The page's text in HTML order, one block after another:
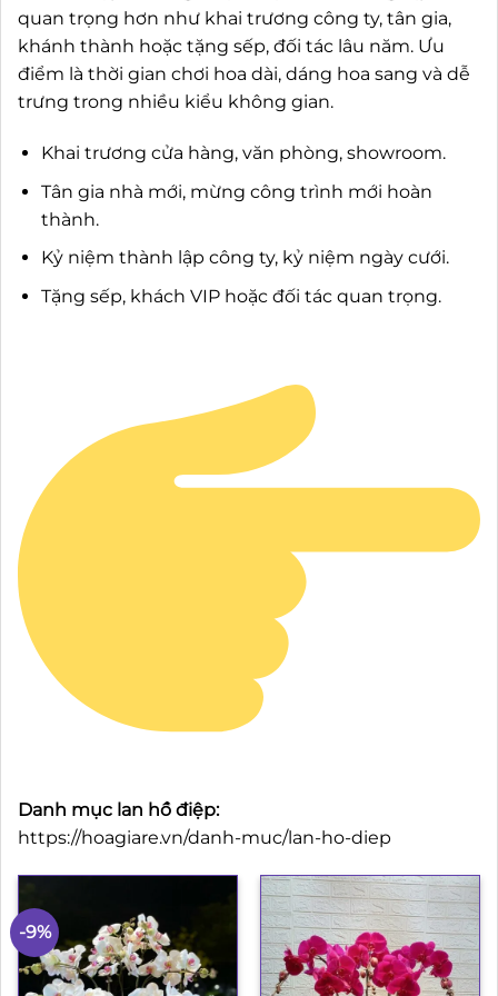
quan trọng hơn như khai trương công ty, tân gia,
khánh thành hoặc tặng sếp, đối tác lâu năm. Ưu
điểm là thời gian chơi hoa dài, dáng hoa sang và dễ
trưng trong nhiều kiểu không gian.
Khai trương cửa hàng, văn phòng, showroom.
Tân gia nhà mới, mừng công trình mới hoàn
thành.
Kỷ niệm thành lập công ty, kỷ niệm ngày cưới.
Tặng sếp, khách VIP hoặc đối tác quan trọng.
Danh mục lan hồ điệp:
https://hoagiare.vn/danh-muc/lan-ho-diep
-9%